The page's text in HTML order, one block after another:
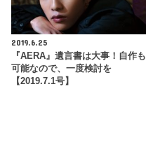
2019.6.25
『AERA』遺言書は大事！自作も
可能なので、一度検討を
【2019.7.1号】